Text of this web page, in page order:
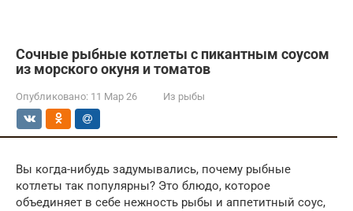
Сочные рыбные котлеты с пикантным соусом
из морского окуня и томатов
Опубликовано: 11 Мар 26 Из рыбы
Вы когда-нибудь задумывались, почему рыбные
котлеты так популярны? Это блюдо, которое
объединяет в себе нежность рыбы и аппетитный соус,